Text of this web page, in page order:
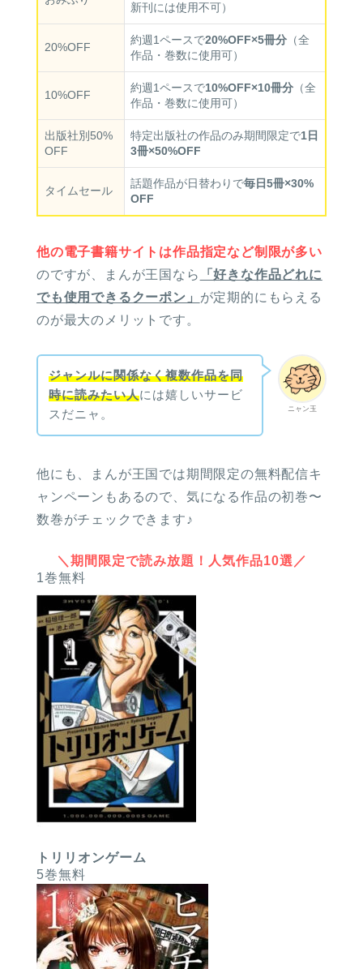
新刊には使用不可）
20%OFF
約週1ペースで20%OFF×5冊分 （全
作品・巻数に使用可）
10%OFF
約週1ペースで10%OFF×10冊分 （全
作品・巻数に使用可）
出版社別50%
OFF
特定出版社の作品のみ期間限定で1日
3冊×50%OFF
タイムセール
話題作品が日替わりで毎日5冊×30%
OFF
他の電子書籍サイトは作品指定など制限が多い
のですが、まんが王国なら
「好きな作品どれに
でも使用できるクーポン」 が定期的にもらえる
のが最大のメリットです。
ニャン玉
ジャンルに関係なく複数作品を同
時に読みたい人には嬉しいサービ
スだニャ。
他にも、まんが王国では期間限定の無料配信キ
ャンペーンもあるので、気になる作品の初巻〜
数巻がチェックできます♪
＼期間限定で読み放題！人気作品10選／
1巻無料
トリリオンゲーム
5巻無料